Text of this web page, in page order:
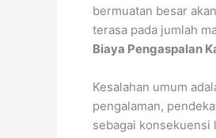
bermuatan besar
terasa pada jumlah
Biaya Pengaspalan
Kesalahan umum
pengalaman,
sebagai konsekuensi